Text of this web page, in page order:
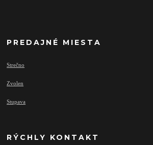
PREDAJNÉ MIESTA
Strečno
Zvolen
Stupava
RÝCHLY KONTAKT